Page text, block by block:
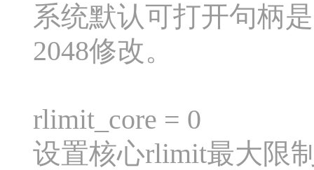
系统默认可打开句柄
2048修改。
rlimit_core = 0
设置核心rlimit最大限